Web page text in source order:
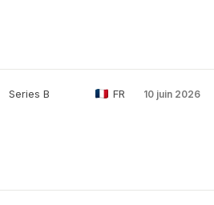
Series B FR 10 juin 2026